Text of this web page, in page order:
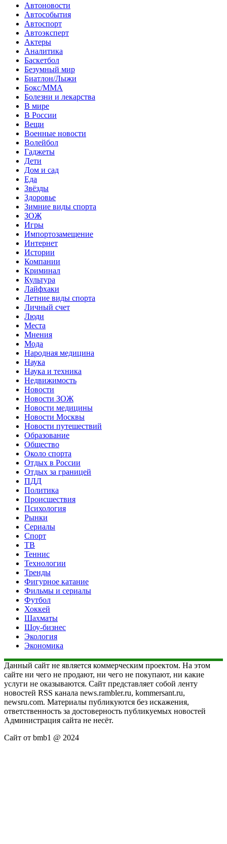
Автоновости
Автособытия
Автоспорт
Автоэксперт
Актеры
Аналитика
Баскетбол
Безумный мир
Биатлон/Лыжи
Бокс/MMA
Болезни и лекарства
В мире
В России
Вещи
Военные новости
Волейбол
Гаджеты
Дети
Дом и сад
Еда
Звёзды
Здоровье
Зимние виды спорта
ЗОЖ
Игры
Импортозамещение
Интернет
Истории
Компании
Криминал
Культура
Лайфхаки
Летние виды спорта
Личный счет
Люди
Места
Мнения
Мода
Народная медицина
Наука
Наука и техника
Недвижимость
Новости
Новости ЗОЖ
Новости медицины
Новости Москвы
Новости путешествий
Образование
Общество
Около спорта
Отдых в России
Отдых за границей
ПДД
Политика
Происшествия
Психология
Рынки
Сериалы
Спорт
ТВ
Теннис
Технологии
Тренды
Фигурное катание
Фильмы и сериалы
Футбол
Хоккей
Шахматы
Шоу-бизнес
Экология
Экономика
Данный сайт не является коммерческим проектом. На этом
сайте ни чего не продают, ни чего не покупают, ни какие
услуги не оказываются. Сайт представляет собой ленту
новостей RSS канала news.rambler.ru, kommersant.ru,
newsru.com. Материалы публикуются без искажения,
ответственность за достоверность публикуемых новостей
Администрация сайта не несёт.
Сайт от bmb1 @ 2024